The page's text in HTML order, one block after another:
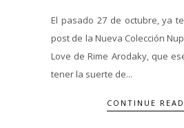
El pasado 27 de octubre, ya
post de la Nueva Colección
Love de Rime Arodaky, que
tener la suerte de...
CONTINUE